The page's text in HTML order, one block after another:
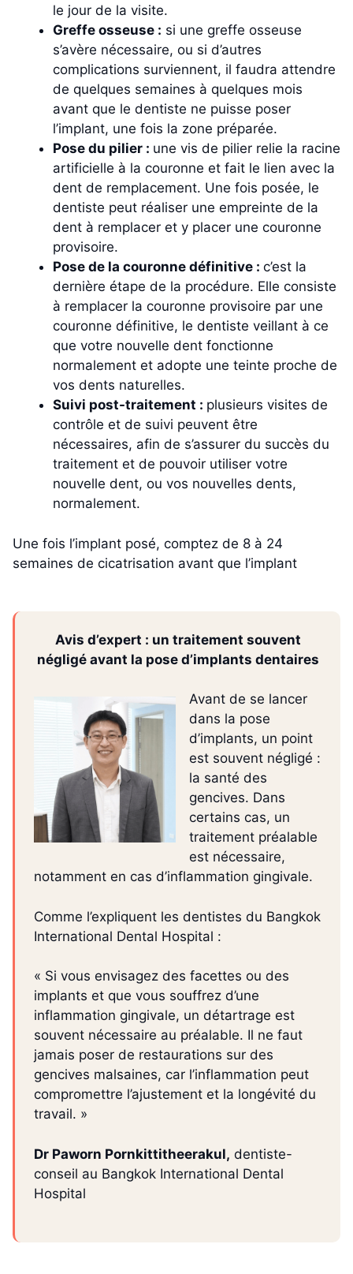
le jour de la visite.
Greffe osseuse : si une greffe osseuse
s’avère nécessaire, ou si d’autres
complications surviennent, il faudra attendre
de quelques semaines à quelques mois
avant que le dentiste ne puisse poser
l’implant, une fois la zone préparée.
Pose du pilier : une vis de pilier relie la racine
artificielle à la couronne et fait le lien avec la
dent de remplacement. Une fois posée, le
dentiste peut réaliser une empreinte de la
dent à remplacer et y placer une couronne
provisoire.
Pose de la couronne définitive : c’est la
dernière étape de la procédure. Elle consiste
à remplacer la couronne provisoire par une
couronne définitive, le dentiste veillant à ce
que votre nouvelle dent fonctionne
normalement et adopte une teinte proche de
vos dents naturelles.
Suivi post-traitement : plusieurs visites de
contrôle et de suivi peuvent être
nécessaires, afin de s’assurer du succès du
traitement et de pouvoir utiliser votre
nouvelle dent, ou vos nouvelles dents,
normalement.
Une fois l’implant posé, comptez de 8 à 24
semaines de cicatrisation avant que l’implant
Avis d’expert : un traitement souvent
négligé avant la pose d’implants dentaires
Avant de se lancer
dans la pose
d’implants, un point
est souvent négligé :
la santé des
gencives. Dans
certains cas, un
traitement préalable
est nécessaire,
notamment en cas d’inflammation gingivale.
Comme l’expliquent les dentistes du Bangkok
International Dental Hospital :
« Si vous envisagez des facettes ou des
implants et que vous souffrez d’une
inflammation gingivale, un détartrage est
souvent nécessaire au préalable. Il ne faut
jamais poser de restaurations sur des
gencives malsaines, car l’inflammation peut
compromettre l’ajustement et la longévité du
travail. »
Dr Paworn Pornkittitheerakul, dentiste-
conseil au Bangkok International Dental
Hospital